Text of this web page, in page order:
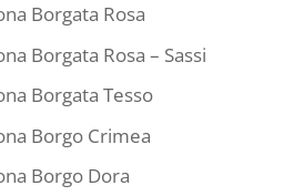
Borgata Rosa
Borgata Rosa – Sassi
Borgata Tesso
Borgo Crimea
Borgo Dora